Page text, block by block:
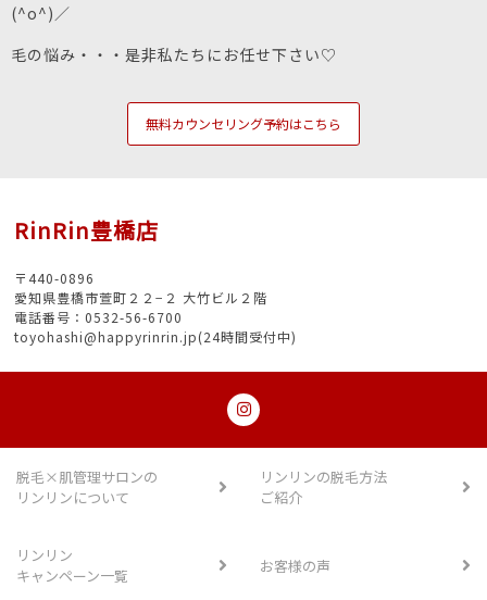
(^o^)／
毛の悩み・・・是非私たちにお任せ下さい♡
無料カウンセリング予約はこちら
RinRin豊橋店
〒440-0896
愛知県豊橋市萱町２２−２ 大竹ビル２階
電話番号：0532-56-6700
toyohashi@happyrinrin.jp(24時間受付中)
脱毛×肌管理サロンの
リンリンについて
リンリンの脱毛方法
ご紹介
リンリン
キャンペーン一覧
お客様の声